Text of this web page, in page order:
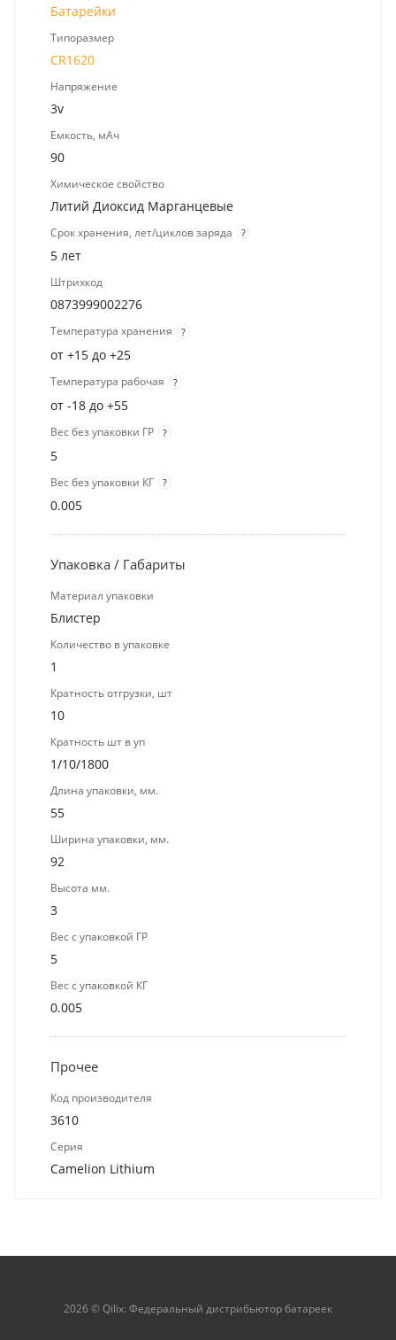
Батарейки
Типоразмер
CR1620
Напряжение
3v
Емкость, мАч
90
Химическое свойство
Литий Диоксид Марганцевые
Срок хранения, лет/циклов заряда ?
5 лет
Штрихкод
0873999002276
Температура хранения ?
от +15 до +25
Температура рабочая ?
от -18 до +55
Вес без упаковки ГР ?
5
Вес без упаковки КГ ?
0.005
Упаковка / Габариты
Материал упаковки
Блистер
Количество в упаковке
1
Кратность отгрузки, шт
10
Кратность шт в уп
1/10/1800
Длина упаковки, мм.
55
Ширина упаковки, мм.
92
Высота мм.
3
Вес с упаковкой ГР
5
Вес с упаковкой КГ
0.005
Прочее
Код производителя
3610
Серия
Camelion Lithium
2026 © Qilix: Федеральный дистрибьютор батареек